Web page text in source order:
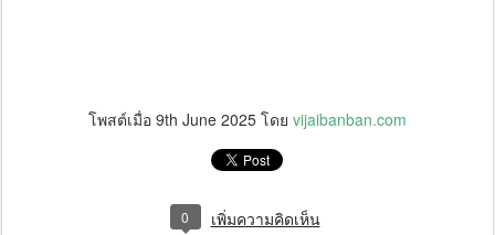
โพสต์เมื่อ 9th June 2025 โดย vijaibanban.com
0 เพิ่มความคิดเห็น